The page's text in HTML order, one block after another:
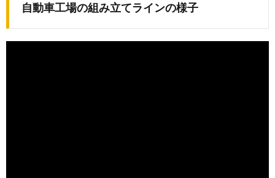
自動車工場の組み立てラインの様子